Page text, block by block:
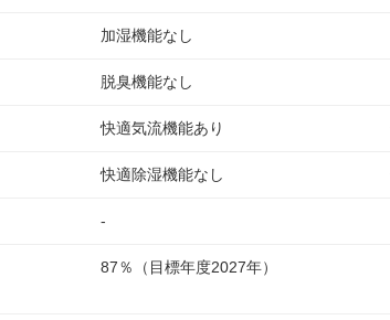
加湿機能なし
脱臭機能なし
快適気流機能あり
快適除湿機能なし
-
87％（目標年度2027年）